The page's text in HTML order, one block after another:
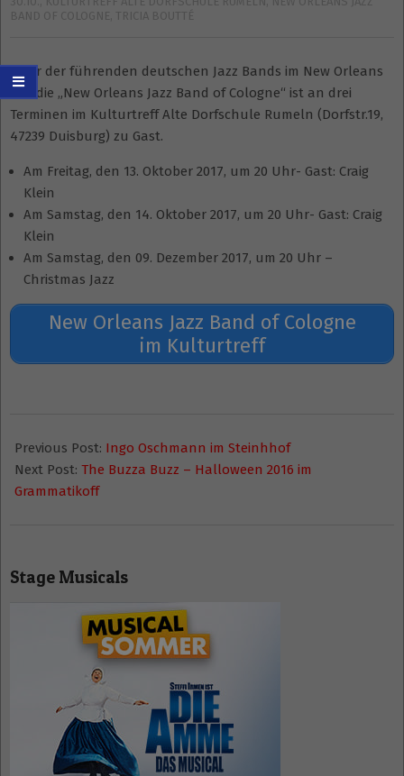
BAND OF COLOGNE
TRICIA BOUTTÉ
Einer der führenden deutschen Jazz Bands im New Orleans
Stil, die „New Orleans Jazz Band of Cologne“ ist an drei
Terminen im Kulturtreff Alte Dorfschule Rumeln (Dorfstr.19,
47239 Duisburg) zu Gast.
Am Freitag, den 13. Oktober 2017, um 20 Uhr- Gast: Craig
Klein
Am Samstag, den 14. Oktober 2017, um 20 Uhr- Gast: Craig
Klein
Am Samstag, den 09. Dezember 2017, um 20 Uhr –
Christmas Jazz
New Orleans Jazz Band of Cologne
im Kulturtreff
10-
19
Previous Post: Ingo Oschmann im Steinhhof
Next Post: The Buzza Buzz – Halloween 2016 im
Grammatikoff
Stage Musicals